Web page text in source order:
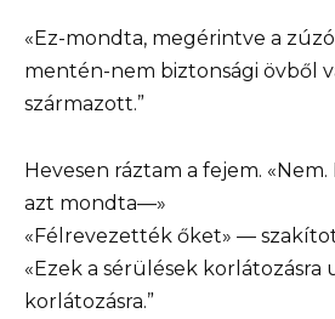
«Ez-mondta, megérintve a
mentén-nem biztonsági övből
származott.”
Hevesen ráztam a fejem.
azt mondta—»
«Félrevezették őket» —
«Ezek a sérülések korlátozásra
korlátozásra.”